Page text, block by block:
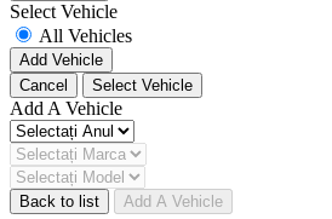
Select Vehicle
All Vehicles
Add Vehicle
Cancel
Select Vehicle
Add A Vehicle
Back to list Add A Vehicle